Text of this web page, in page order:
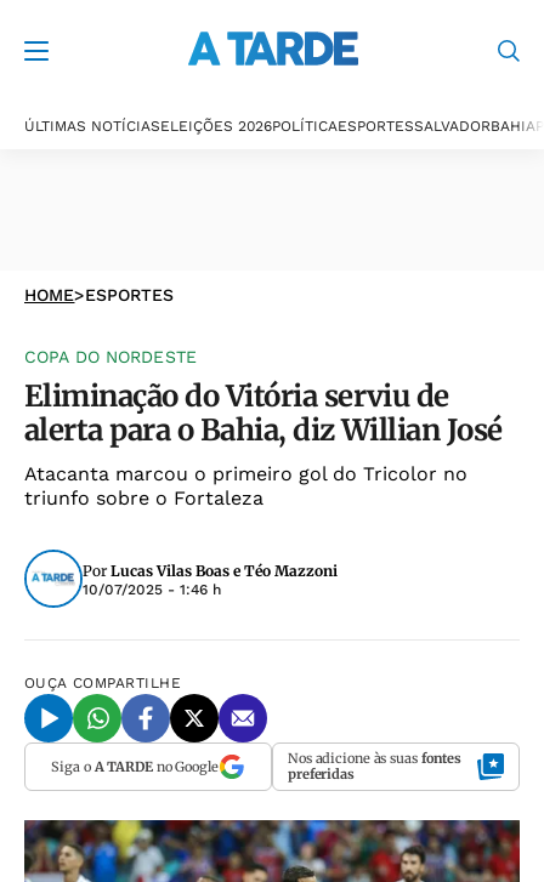
ÚLTIMAS NOTÍCIASELEIÇÕES 2026POLÍTICAESPORTESSALVADORBAHIA
HOME>ESPORTES
COPA DO NORDESTE
Eliminação do Vitória serviu de
alerta para o Bahia, diz Willian José
Atacanta marcou o primeiro gol do Tricolor no
triunfo sobre o Fortaleza
Por Lucas Vilas Boas e Téo Mazzoni
10/07/2025 - 1:46 h
OUÇA COMPARTILHE
Siga o A TARDEno Google Nos adicione às suas fontes
preferidas